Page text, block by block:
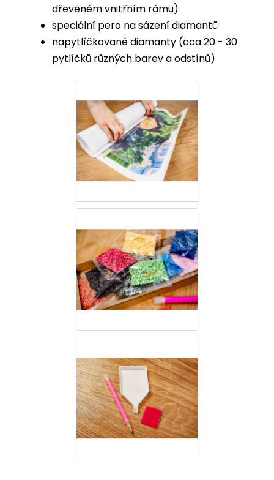
dřevěném vnitřním rámu)
speciální pero na sázení diamantů
napytlíčkované diamanty (cca 20 - 30
pytlíčků různých barev a odstínů)